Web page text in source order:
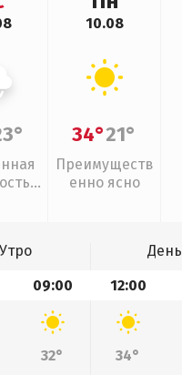
10.08
34°21°
Преимуществ
енно ясно
Утро День
09:00 12:00
32° 34°